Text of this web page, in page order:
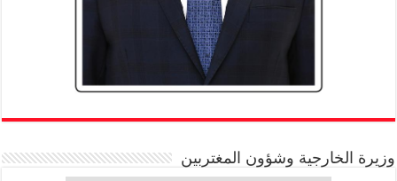
وزيرة الخارجية وشؤون المغتربين